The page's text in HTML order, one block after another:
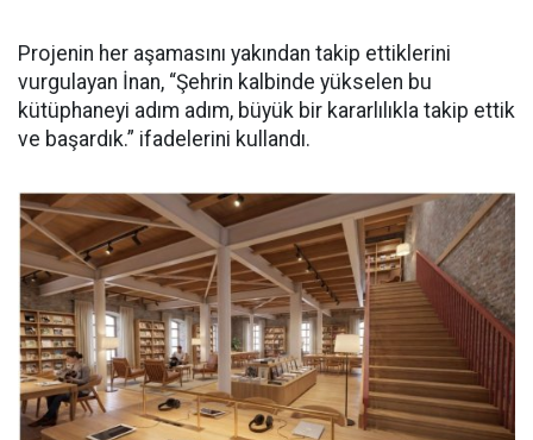
Projenin her aşamasını yakından takip ettiklerini
vurgulayan İnan, “Şehrin kalbinde yükselen bu
kütüphaneyi adım adım, büyük bir kararlılıkla takip ettik
ve başardık.” ifadelerini kullandı.